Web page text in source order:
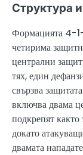
Структура
Формацията 4-
четирима
централни
тях, един
свързва
включва двама
подкрепят
докато
двамата